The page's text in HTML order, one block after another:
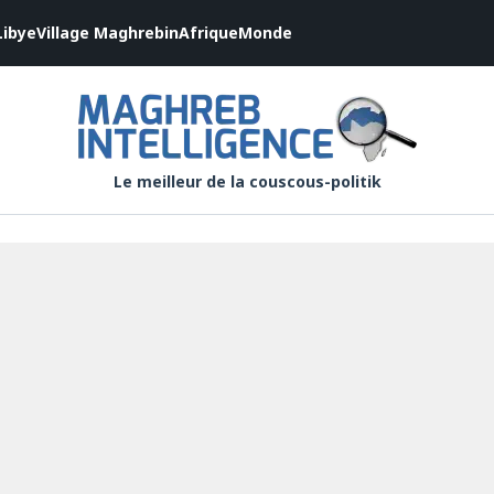
Village MaghrebinAfriqueMonde
Le meilleur de la couscous-politik